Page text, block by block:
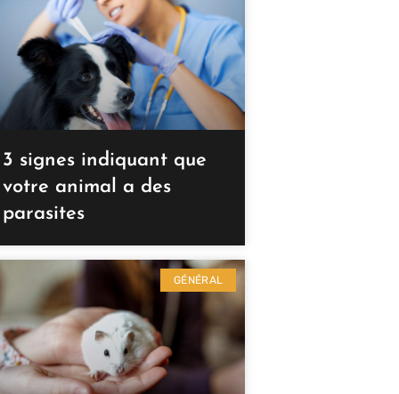
3 signes indiquant que
votre animal a des
parasites
GÉNÉRAL